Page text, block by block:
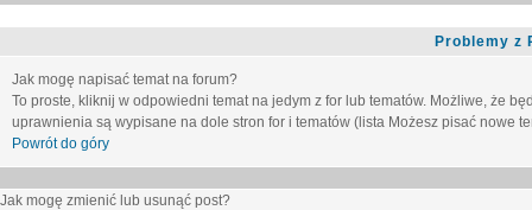
Problemy z
Jak mogę napisać temat na forum?
To proste, kliknij w odpowiedni temat na jedym z for lub tematów. Możliwe, że
uprawnienia są wypisane na dole stron for i tematów (lista Możesz pisać nowe
Powrót do góry
Jak mogę zmienić lub usunąć post?